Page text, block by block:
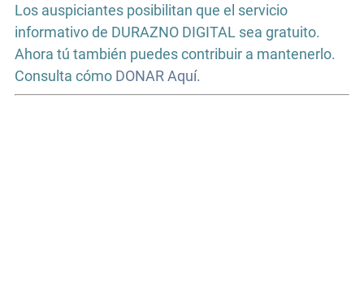
Los auspiciantes posibilitan que el servicio
informativo de DURAZNO DIGITAL sea gratuito.
Ahora tú también puedes contribuir a mantenerlo.
Consulta cómo DONAR Aquí.